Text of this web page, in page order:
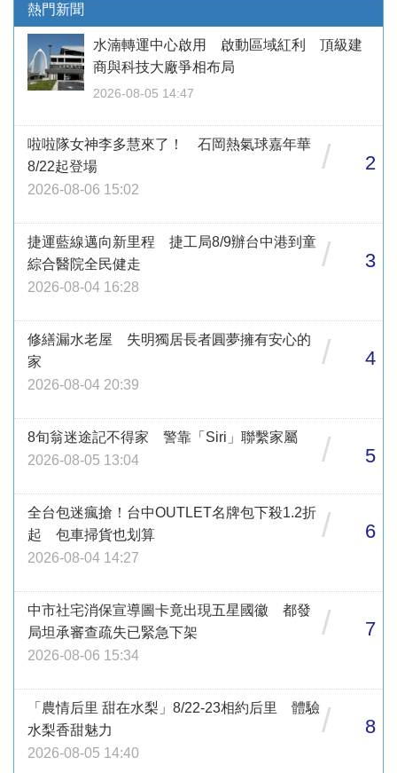
熱門新聞
水湳轉運中心啟用 啟動區域紅利 頂級建
商與科技大廠爭相布局
2026-08-05 14:47
啦啦隊女神李多慧來了！ 石岡熱氣球嘉年華
8/22起登場
2026-08-06 15:02
/ 2
捷運藍線邁向新里程 捷工局8/9辦台中港到童
綜合醫院全民健走
2026-08-04 16:28
/ 3
修繕漏水老屋 失明獨居長者圓夢擁有安心的
家
2026-08-04 20:39
/ 4
8旬翁迷途記不得家 警靠「Siri」聯繫家屬
2026-08-05 13:04
/ 5
全台包迷瘋搶！台中OUTLET名牌包下殺1.2折
起 包車掃貨也划算
2026-08-04 14:27
/ 6
中市社宅消保宣導圖卡竟出現五星國徽 都發
局坦承審查疏失已緊急下架
2026-08-06 15:34
/ 7
「農情后里 甜在水梨」8/22-23相約后里 體驗
水梨香甜魅力
2026-08-05 14:40
/ 8